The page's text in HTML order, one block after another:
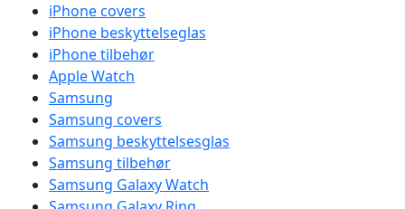
iPhone covers
iPhone beskyttelseglas
iPhone tilbehør
Apple Watch
Samsung
Samsung covers
Samsung beskyttelsesglas
Samsung tilbehør
Samsung Galaxy Watch